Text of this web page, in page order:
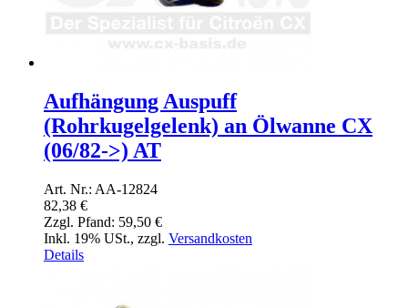
Aufhängung Auspuff
(Rohrkugelgelenk) an Ölwanne CX
(06/82->) AT
Art. Nr.: AA-12824
82,38 €
Zzgl. Pfand: 59,50 €
Inkl. 19% USt., zzgl. Versandkosten
Details